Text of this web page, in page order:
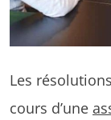
Les
cours d’une